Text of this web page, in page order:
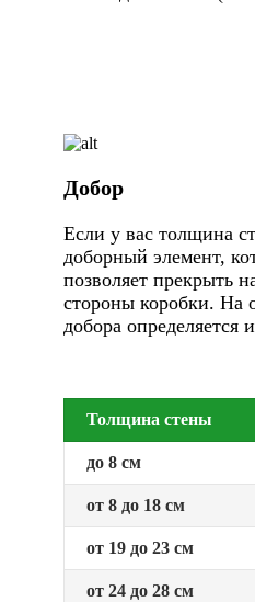
Добор
Если у вас толщина
доборный элемент,
позволяет прекрыть
стороны коробки. На
добора определяется
Толщина стены
до 8 см
от 8 до 18 см
от 19 до 23 см
от 24 до 28 см